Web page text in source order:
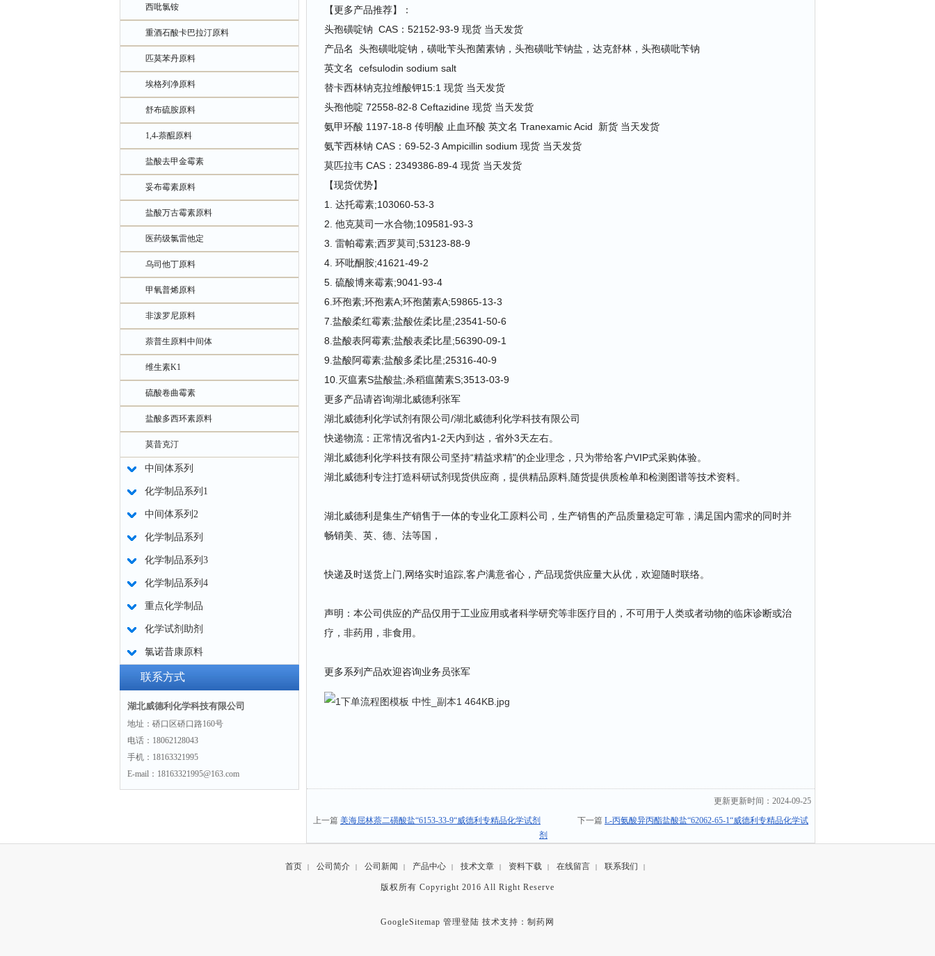
西吡氯铵
重酒石酸卡巴拉汀原料
匹莫苯丹原料
埃格列净原料
舒布硫胺原料
1,4-萘醌原料
盐酸去甲金霉素
妥布霉素原料
盐酸万古霉素原料
医药级氯雷他定
乌司他丁原料
甲氧普烯原料
非泼罗尼原料
萘普生原料中间体
维生素K1
硫酸卷曲霉素
盐酸多西环素原料
莫昔克汀
中间体系列
化学制品系列1
中间体系列2
化学制品系列
化学制品系列3
化学制品系列4
重点化学制品
化学试剂助剂
氯诺昔康原料
联系方式
湖北威德利化学科技有限公司
地址：硚口区硚口路160号
电话：18062128043
手机：18163321995
E-mail：18163321995@163.com
【更多产品推荐】：
头孢磺啶钠 CAS：52152-93-9 现货 当天发货
产品名 头孢磺吡啶钠，磺吡苄头孢菌素钠，头孢磺吡苄钠盐，达克舒林，头孢磺吡苄钠
英文名 cefsulodin sodium salt
替卡西林钠克拉维酸钾15:1 现货 当天发货
头孢他啶 72558-82-8 Ceftazidine 现货 当天发货
氨甲环酸 1197-18-8 传明酸 止血环酸 英文名 Tranexamic Acid 新货 当天发货
氨苄西林钠 CAS：69-52-3 Ampicillin sodium 现货 当天发货
莫匹拉韦 CAS：2349386-89-4 现货 当天发货
【现货优势】
1. 达托霉素;103060-53-3
2. 他克莫司一水合物;109581-93-3
3. 雷帕霉素;西罗莫司;53123-88-9
4. 环吡酮胺;41621-49-2
5. 硫酸博来霉素;9041-93-4
6.环孢素;环孢素A;环孢菌素A;59865-13-3
7.盐酸柔红霉素;盐酸佐柔比星;23541-50-6
8.盐酸表阿霉素;盐酸表柔比星;56390-09-1
9.盐酸阿霉素;盐酸多柔比星;25316-40-9
10.灭瘟素S盐酸盐;杀稻瘟菌素S;3513-03-9
更多产品请咨询湖北威德利张军
湖北威德利化学试剂有限公司/湖北威德利化学科技有限公司
快递物流：正常情况省内1-2天内到达，省外3天左右。
湖北威德利化学科技有限公司坚持“精益求精"的企业理念，只为带给客户VIP式采购体验。
湖北威德利专注打造科研试剂现货供应商，提供精品原料,随货提供质检单和检测图谱等技术资料。
湖北威德利是集生产销售于一体的专业化工原料公司，生产销售的产品质量稳定可靠，满足国内需求的同时并
畅销美、英、德、法等国，
快递及时送货上门,网络实时追踪,客户满意省心，产品现货供应量大从优，欢迎随时联络。
声明：本公司供应的产品仅用于工业应用或者科学研究等非医疗目的，不可用于人类或者动物的临床诊断或治
疗，非药用，非食用。
更多系列产品欢迎咨询业务员张军
更新更新时间：2024-09-25
上一篇 美海屈林萘二磺酸盐“6153-33-9“威德利专精品化学试剂 下一篇 L-丙氨酸异丙酯盐酸盐“62062-65-1“威德利专精品化学试
剂
首页 | 公司简介 | 公司新闻 | 产品中心 | 技术文章 | 资料下载 | 在线留言 | 联系我们 |
版权所有 Copyright 2016 All Right Reserve
GoogleSitemap 管理登陆 技术支持： 制药网